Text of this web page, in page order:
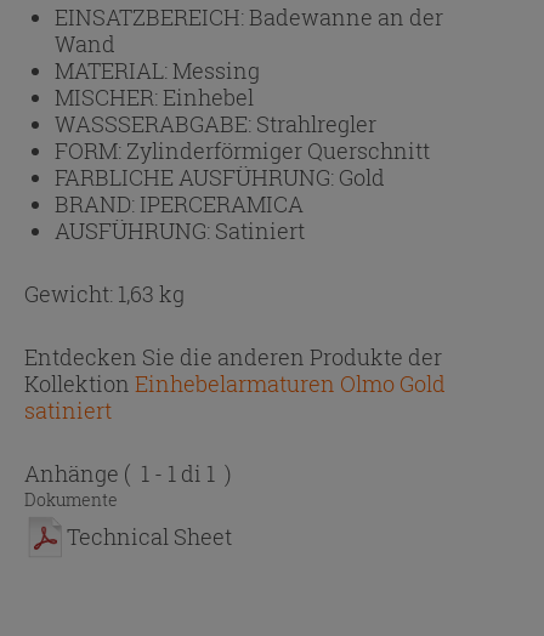
EINSATZBEREICH:Badewanne an der
Wand
MATERIAL:Messing
MISCHER:Einhebel
WASSSERABGABE: Strahlregler
FORM: Zylinderförmiger Querschnitt
FARBLICHE AUSFÜHRUNG: Gold
BRAND: IPERCERAMICA
AUSFÜHRUNG: Satiniert
Gewicht: 1,63 kg
Entdecken Sie die anderen Produkte der
Kollektion Einhebelarmaturen Olmo Gold
satiniert
Anhänge ( 1 - 1 di 1 )
Dokumente
Technical Sheet